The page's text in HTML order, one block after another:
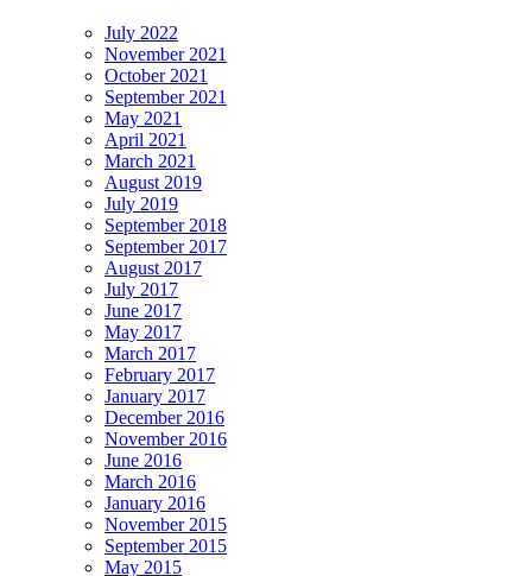
July 2022
November 2021
October 2021
September 2021
May 2021
April 2021
March 2021
August 2019
July 2019
September 2018
September 2017
August 2017
July 2017
June 2017
May 2017
March 2017
February 2017
January 2017
December 2016
November 2016
June 2016
March 2016
January 2016
November 2015
September 2015
May 2015